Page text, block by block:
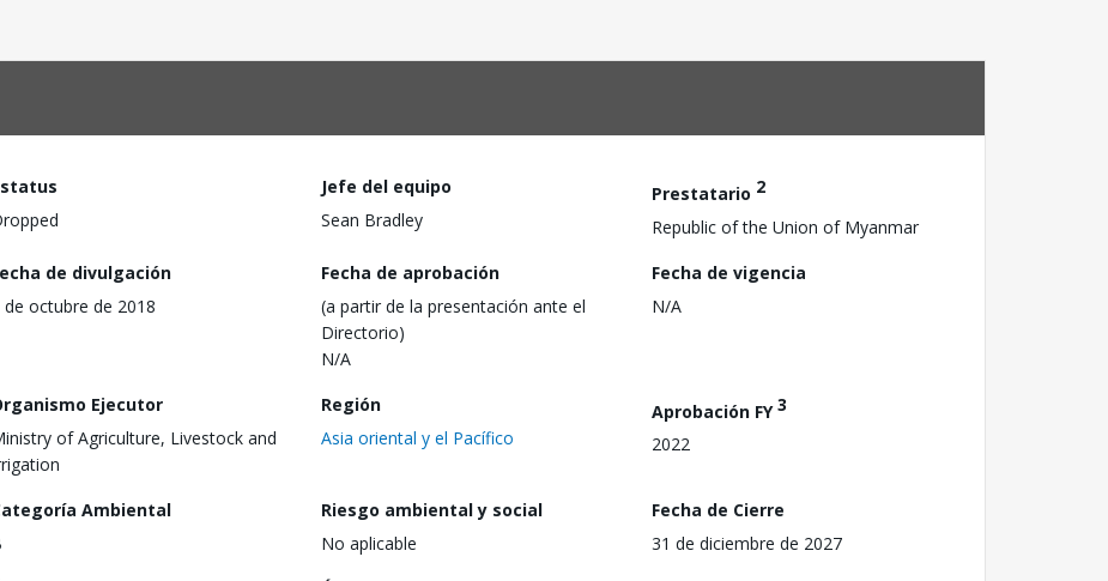
Jefe del equipo
Sean Bradley
Prestatario 2
Republic of the Union of Myanmar
de divulgación
de octubre de 2018
Fecha de aprobación
(a partir de la presentación ante el
Directorio)
N/A
Fecha de vigencia
N/A
Ejecutor
of Agriculture, Livestock and
Región
Asia oriental y el Pacífico
Aprobación FY3
2022
Ambiental
Riesgo ambiental y social
No aplicable
Fecha de Cierre
31 de diciembre de 2027